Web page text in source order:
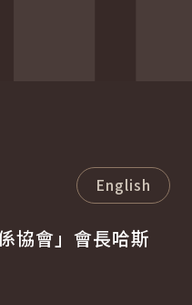
English
協會」會長哈斯